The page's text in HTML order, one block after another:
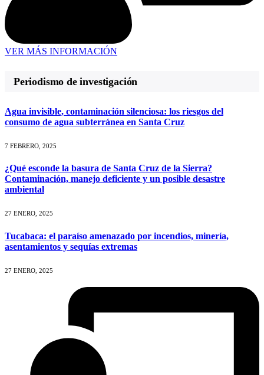
VER MÁS INFORMACIÓN
Periodismo de investigación
Agua invisible, contaminación silenciosa: los riesgos del
consumo de agua subterránea en Santa Cruz
7 FEBRERO, 2025
¿Qué esconde la basura de Santa Cruz de la Sierra?
Contaminación, manejo deficiente y un posible desastre
ambiental
27 ENERO, 2025
Tucabaca: el paraíso amenazado por incendios, minería,
asentamientos y sequías extremas
27 ENERO, 2025